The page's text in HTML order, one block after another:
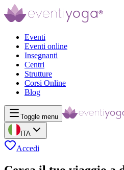
Eventi
Eventi online
Insegnanti
Centri
Strutture
Corsi Online
Blog
Toggle menu
ITA
Accedi